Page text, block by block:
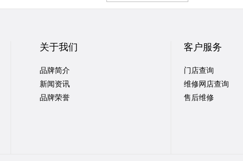
关于我们
品牌简介
新闻资讯
品牌荣誉
客户服务
门店查询
维修网店查询
售后维修